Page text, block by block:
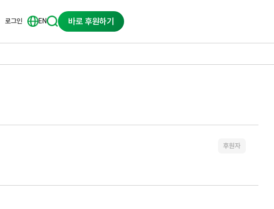
로그인 EN 바로 후원하기
후원자